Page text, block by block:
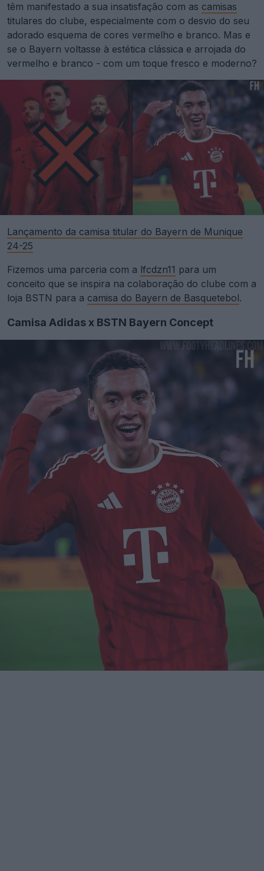
têm manifestado a sua insatisfação com as camisas
titulares do clube, especialmente com o desvio do seu
adorado esquema de cores vermelho e branco. Mas e
se o Bayern voltasse à estética clássica e arrojada do
vermelho e branco - com um toque fresco e moderno?
Lançamento da camisa titular do Bayern de Munique
24-25
Fizemos uma parceria com a lfcdzn11 para um
conceito que se inspira na colaboração do clube com a
loja BSTN para a camisa do Bayern de Basquetebol.
Camisa Adidas x BSTN Bayern Concept